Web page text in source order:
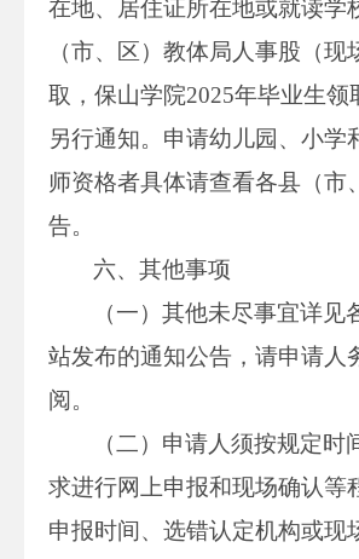
在地、居住证所在地或就读学
（市、区）教体局人事股（现
取，保山学院2025年毕业生领
另行通知。申请幼儿园、小学
师资格者具体请查看各县（市
告。
六、其他事项
（一）其他未尽事宜详见
站发布的通知公告，请申请人
阅。
（二）申请人须按规定时
求进行网上申报和现场确认等
申报时间、选错认定机构或现